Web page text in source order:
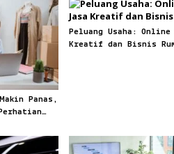
Panas,
Peluang Usaha: Online
Kreatif dan Bisnis